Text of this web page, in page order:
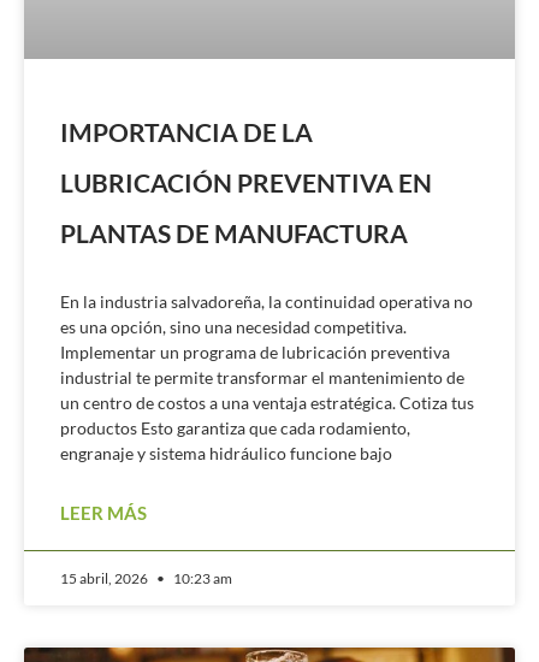
IMPORTANCIA DE LA
LUBRICACIÓN PREVENTIVA EN
PLANTAS DE MANUFACTURA
En la industria salvadoreña, la continuidad operativa no
es una opción, sino una necesidad competitiva.
Implementar un programa de lubricación preventiva
industrial te permite transformar el mantenimiento de
un centro de costos a una ventaja estratégica. Cotiza tus
productos Esto garantiza que cada rodamiento,
engranaje y sistema hidráulico funcione bajo
LEER MÁS
15 abril, 2026 10:23 am